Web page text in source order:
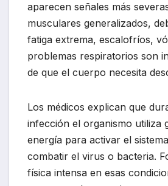
aparecen señales más
musculares generalizados,
fatiga extrema, escalofríos,
problemas respiratorios son
de que el cuerpo necesita
Los médicos explican que
infección el organismo utiliza
energía para activar el
combatir el virus o bacteria.
física intensa en esas